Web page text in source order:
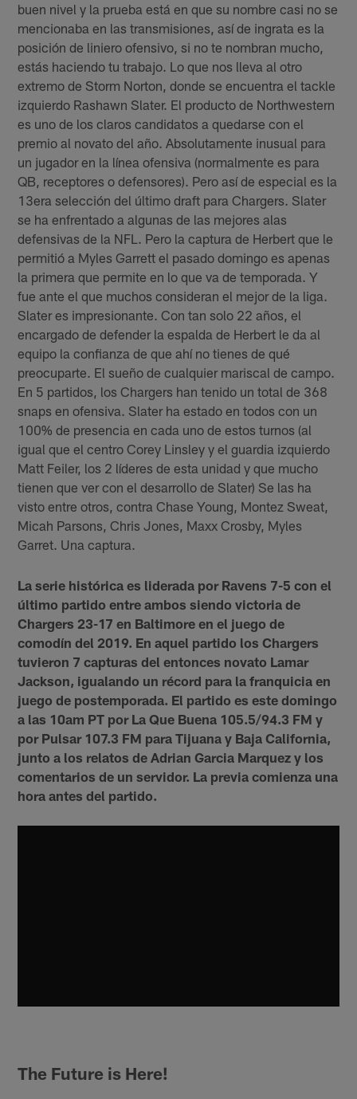
buen nivel y la prueba está en que su nombre casi no se
mencionaba en las transmisiones, así de ingrata es la
posición de liniero ofensivo, si no te nombran mucho,
estás haciendo tu trabajo. Lo que nos lleva al otro
extremo de Storm Norton, donde se encuentra el tackle
izquierdo Rashawn Slater. El producto de Northwestern
es uno de los claros candidatos a quedarse con el
premio al novato del año. Absolutamente inusual para
un jugador en la línea ofensiva (normalmente es para
QB, receptores o defensores). Pero así de especial es la
13era selección del último draft para Chargers. Slater
se ha enfrentado a algunas de las mejores alas
defensivas de la NFL. Pero la captura de Herbert que le
permitió a Myles Garrett el pasado domingo es apenas
la primera que permite en lo que va de temporada. Y
fue ante el que muchos consideran el mejor de la liga.
Slater es impresionante. Con tan solo 22 años, el
encargado de defender la espalda de Herbert le da al
equipo la confianza de que ahí no tienes de qué
preocuparte. El sueño de cualquier mariscal de campo.
En 5 partidos, los Chargers han tenido un total de 368
snaps en ofensiva. Slater ha estado en todos con un
100% de presencia en cada uno de estos turnos (al
igual que el centro Corey Linsley y el guardia izquierdo
Matt Feiler, los 2 líderes de esta unidad y que mucho
tienen que ver con el desarrollo de Slater) Se las ha
visto entre otros, contra Chase Young, Montez Sweat,
Micah Parsons, Chris Jones, Maxx Crosby, Myles
Garret. Una captura.
La serie histórica es liderada por Ravens 7-5 con el
último partido entre ambos siendo victoria de
Chargers 23-17 en Baltimore en el juego de
comodín del 2019. En aquel partido los Chargers
tuvieron 7 capturas del entonces novato Lamar
Jackson, igualando un récord para la franquicia en
juego de postemporada. El partido es este domingo
a las 10am PT por La Que Buena 105.5/94.3 FM y
por Pulsar 107.3 FM para Tijuana y Baja California,
junto a los relatos de Adrian Garcia Marquez y los
comentarios de un servidor. La previa comienza una
hora antes del partido.
The Future is Here!